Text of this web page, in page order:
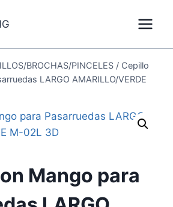
BROCHAS/PINCELES / Cepillo
LARGO AMARILLO/VERDE
Mango para